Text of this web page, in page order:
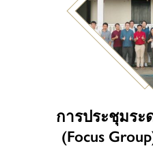
การประชุมร
(Focus